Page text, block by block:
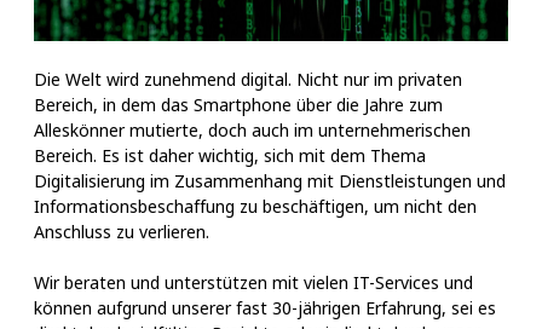
Die Welt wird zunehmend digital. Nicht nur im privaten
Bereich, in dem das Smartphone über die Jahre zum
Alleskönner mutierte, doch auch im unternehmerischen
Bereich. Es ist daher wichtig, sich mit dem Thema
Digitalisierung im Zusammenhang mit Dienstleistungen und
Informationsbeschaffung zu beschäftigen, um nicht den
Anschluss zu verlieren.
Wir beraten und unterstützen mit vielen IT-Services und
können aufgrund unserer fast 30-jährigen Erfahrung, sei es